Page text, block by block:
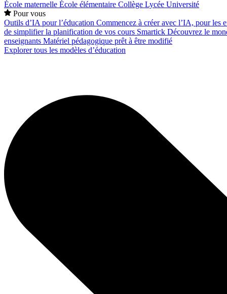
École maternelle École élémentaire Collège Lycée Université
Pour vous
Outils d’IA pour l’éducation Commencez à créer avec l’IA, pour les
de simplifier la planification de vos cours Smartick Découvrez le
enseignants Matériel pédagogique prêt à être modifié
Explorer tous les modèles d’éducation